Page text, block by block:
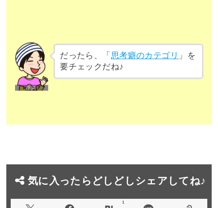
だったら、「 思考癖のカテゴリ 」を
要チェックだね♪
気に入ったらどしどしシェアしてね♪
1